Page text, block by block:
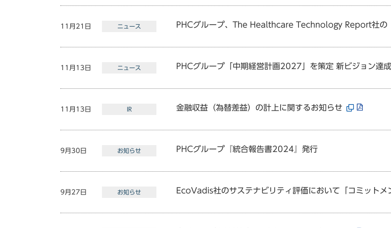
11月21日 ニュース PHCグループ、The Healthcare Technology Report社の
11月13日 ニュース PHCグループ「中期経営計画2027」を策定 新ビジョン達
11月13日 IR 金融収益（為替差益）の計上に関するお知らせ
9月30日 お知らせ PHCグループ『統合報告書2024』発行
9月27日 お知らせ EcoVadis社のサステナビリティ評価において「コミットメ